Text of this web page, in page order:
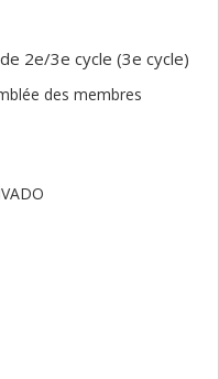
2e/3e cycle (3e cycle)
des membres